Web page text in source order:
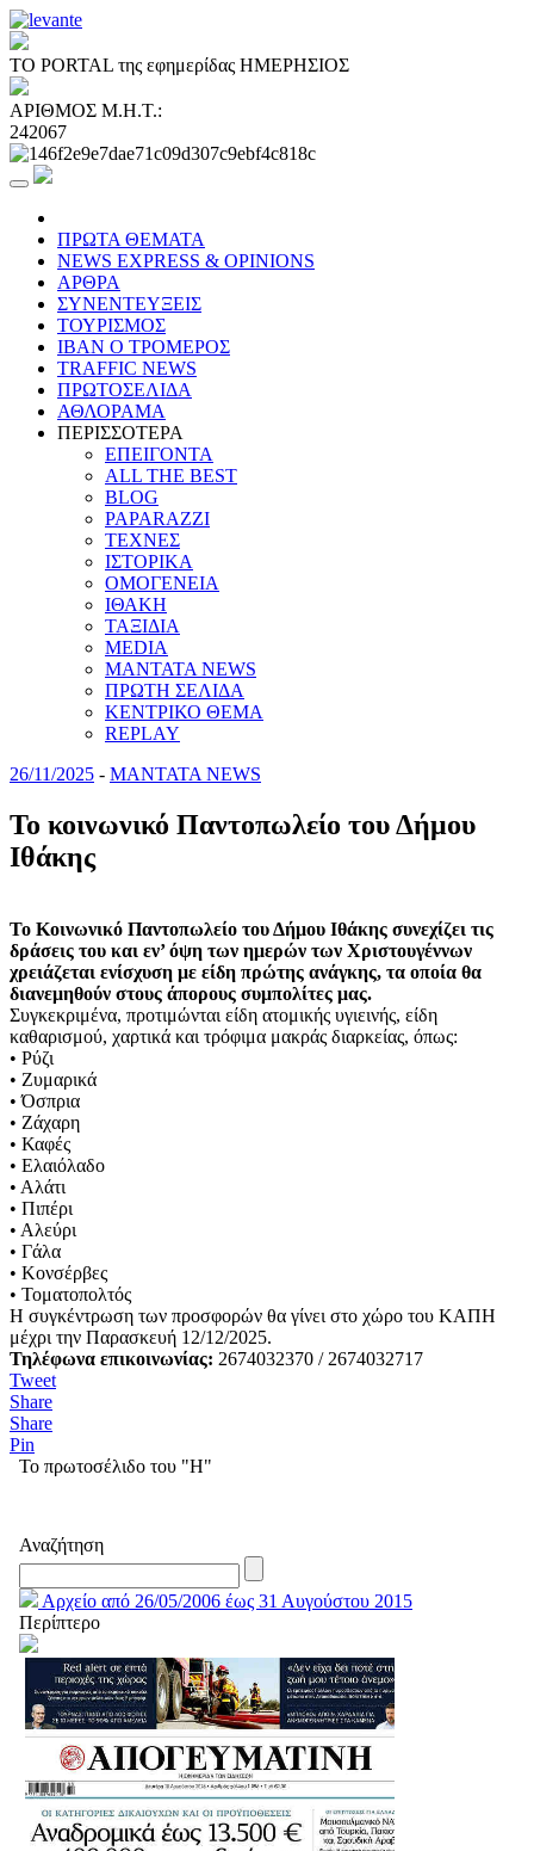
ΤΟ PORTAL της εφημερίδας ΗΜΕΡΗΣΙΟΣ
ΑΡΙΘΜΟΣ Μ.Η.Τ.:
242067
ΠΡΩΤΑ ΘΕΜΑΤΑ
NEWS EXPRESS & OPINIONS
ΑΡΘΡΑ
ΣΥΝΕΝΤΕΥΞΕΙΣ
ΤΟΥΡΙΣΜΟΣ
ΙΒΑΝ Ο ΤΡΟΜΕΡΟΣ
TRAFFIC NEWS
ΠΡΩΤΟΣΕΛΙΔΑ
ΑΘΛΟΡΑΜΑ
ΠΕΡΙΣΣΟΤΕΡΑ
ΕΠΕΙΓΟΝΤΑ
ALL THE BEST
BLOG
PAPARAZZI
ΤΕΧΝΕΣ
ΙΣΤΟΡΙΚΑ
ΟΜΟΓΕΝΕΙΑ
ΙΘΑΚΗ
ΤΑΞΙΔΙΑ
MEDIA
MANTATA NEWS
ΠΡΩΤΗ ΣΕΛΙΔΑ
ΚΕΝΤΡΙΚΟ ΘΕΜΑ
REPLAY
26/11/2025 - MANTATA NEWS
Το κοινωνικό Παντοπωλείο του Δήμου
Ιθάκης
Το Κοινωνικό Παντοπωλείο του Δήμου Ιθάκης συνεχίζει τις
δράσεις του και εν’ όψη των ημερών των Χριστουγέννων
χρειάζεται ενίσχυση με είδη πρώτης ανάγκης, τα οποία θα
διανεμηθούν στους άπορους συμπολίτες μας.
Συγκεκριμένα, προτιμώνται είδη ατομικής υγιεινής, είδη
καθαρισμού, χαρτικά και τρόφιμα μακράς διαρκείας, όπως:
• Ρύζι
• Ζυμαρικά
• Όσπρια
• Ζάχαρη
• Καφές
• Ελαιόλαδο
• Αλάτι
• Πιπέρι
• Αλεύρι
• Γάλα
• Κονσέρβες
• Τοματοπολτός
Η συγκέντρωση των προσφορών θα γίνει στο χώρο του ΚΑΠΗ
μέχρι την Παρασκευή 12/12/2025.
Τηλέφωνα επικοινωνίας: 2674032370 / 2674032717
Tweet
Share
Share
Pin
Το πρωτοσέλιδο του "Η"
Αναζήτηση
Αρχείο από 26/05/2006 έως 31 Αυγούστου 2015
Περίπτερο